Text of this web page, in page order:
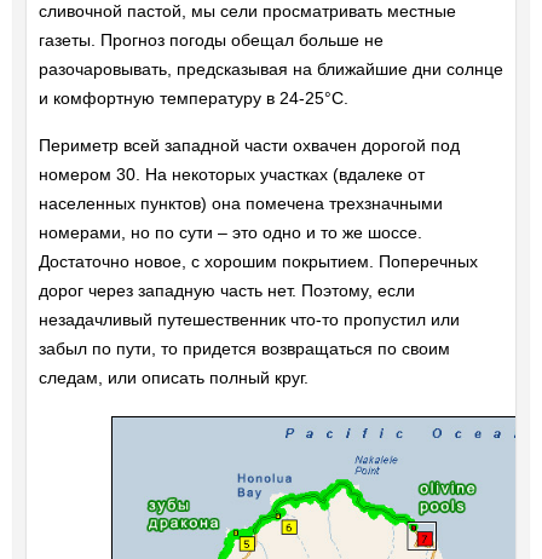
сливочной пастой, мы сели просматривать местные
газеты. Прогноз погоды обещал больше не
разочаровывать, предсказывая на ближайшие дни солнце
и комфортную температуру в 24-25°С.
Периметр всей западной части охвачен дорогой под
номером 30. На некоторых участках (вдалеке от
населенных пунктов) она помечена трехзначными
номерами, но по сути – это одно и то же шоссе.
Достаточно новое, с хорошим покрытием. Поперечных
дорог через западную часть нет. Поэтому, если
незадачливый путешественник что-то пропустил или
забыл по пути, то придется возвращаться по своим
следам, или описать полный круг.